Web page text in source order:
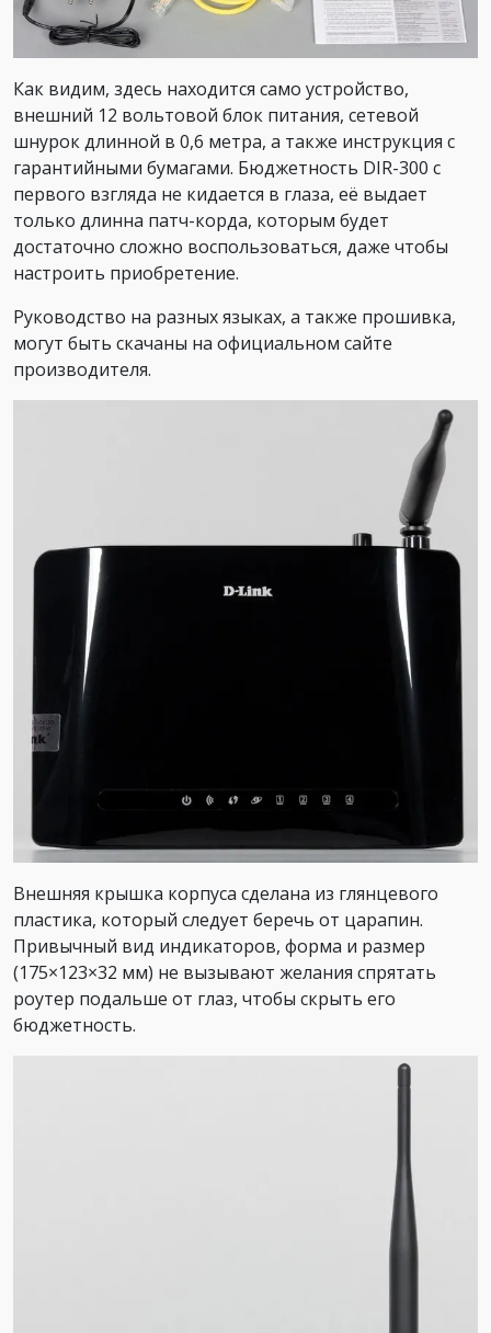
Как видим, здесь находится само устройство,
внешний 12 вольтовой блок питания, сетевой
шнурок длинной в 0,6 метра, а также инструкция с
гарантийными бумагами. Бюджетность DIR-300 с
первого взгляда не кидается в глаза, её выдает
только длинна патч-корда, которым будет
достаточно сложно воспользоваться, даже чтобы
настроить приобретение.
Руководство на разных языках, а также прошивка,
могут быть скачаны на официальном сайте
производителя.
Внешняя крышка корпуса сделана из глянцевого
пластика, который следует беречь от царапин.
Привычный вид индикаторов, форма и размер
(175×123×32 мм) не вызывают желания спрятать
роутер подальше от глаз, чтобы скрыть его
бюджетность.